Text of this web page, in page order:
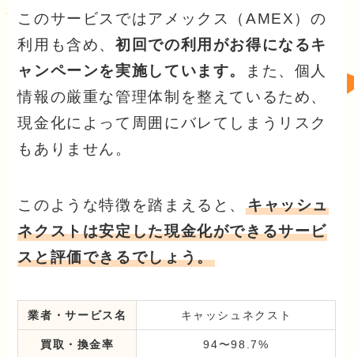
このサービスではアメックス（AMEX）の
利用も含め、初回での利用がお得になるキ
ャンペーンを実施しています。
また、個人
情報の厳重な管理体制を整えているため、
現金化によって周囲にバレてしまうリスク
もありません。
このような特徴を踏まえると、 キャッシュ
ネクストは安定した現金化ができるサービ
スと評価できるでしょう。
業者・サービス名 キャッシュネクスト
買取・換金率 94〜98.7%